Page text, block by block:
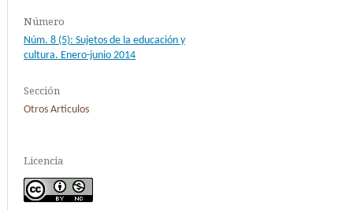
Número
Núm. 8 (5): Sujetos de la educación y
cultura. Enero-junio 2014
Sección
Otros Articulos
Licencia